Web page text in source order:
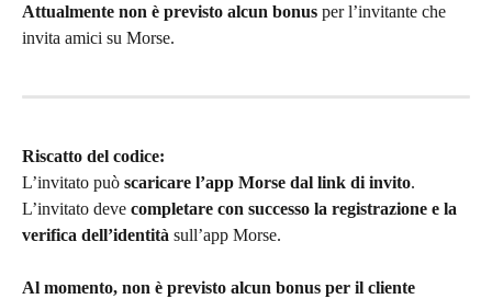
Attualmente non è previsto alcun bonus per l’invitante che
invita amici su Morse.
Riscatto del codice:
L’invitato può scaricare l’app Morse dal link di invito.
L’invitato deve completare con successo la registrazione e la
verifica dell’identità sull’app Morse.
Al momento, non è previsto alcun bonus per il cliente